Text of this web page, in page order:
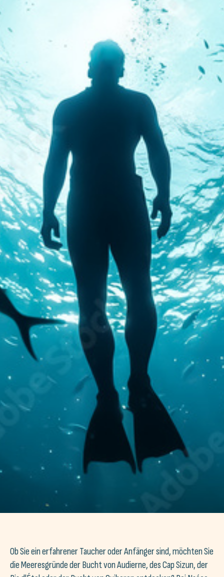
Ob Sie ein erfahrener Taucher oder Anfänger sind, möchten Sie
die Meeresgründe der Bucht von Audierne, des Cap Sizun, der